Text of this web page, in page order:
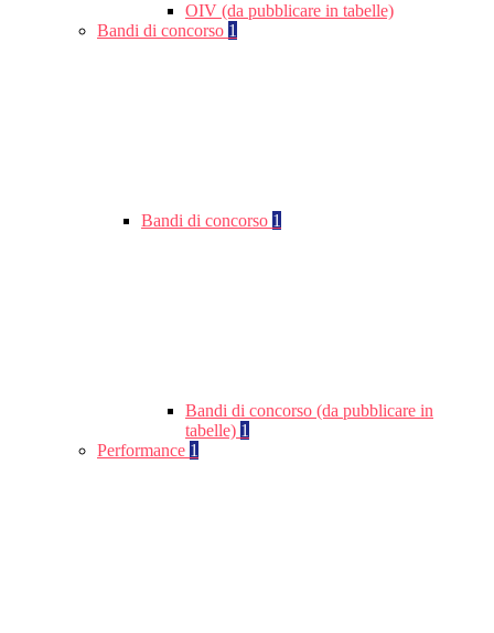
OIV (da pubblicare in tabelle)
Bandi di concorso 1
Bandi di concorso 1
Bandi di concorso (da pubblicare in
tabelle) 1
Performance 1